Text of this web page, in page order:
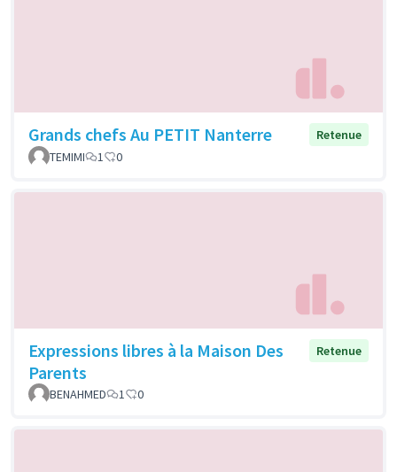
Grands chefs Au PETIT Nanterre
Retenue
TEMIMI
1 0
Expressions libres à la Maison Des
Parents
Retenue
BENAHMED 1 0